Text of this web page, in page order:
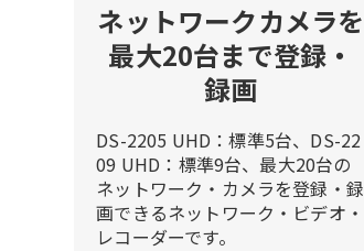
ネットワークカメラを
最大20台まで登録・
録画
DS-2205 UHD：標準5台、DS-22
09 UHD：標準9台、最大20台の
ネットワーク・カメラを登録・録
画できるネットワーク・ビデオ・
レコーダーです。